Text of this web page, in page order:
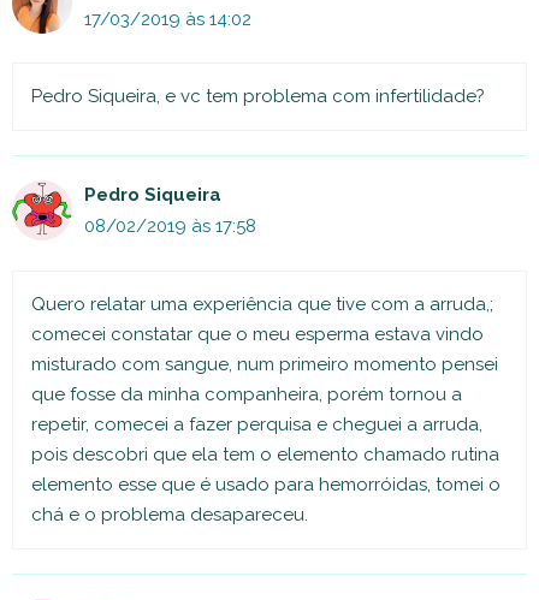
17/03/2019 às 14:02
Pedro Siqueira, e vc tem problema com infertilidade?
Pedro Siqueira
08/02/2019 às 17:58
Quero relatar uma experiência que tive com a arruda,;
comecei constatar que o meu esperma estava vindo
misturado com sangue, num primeiro momento pensei
que fosse da minha companheira, porém tornou a
repetir, comecei a fazer perquisa e cheguei a arruda,
pois descobri que ela tem o elemento chamado rutina
elemento esse que é usado para hemorróidas, tomei o
chá e o problema desapareceu.